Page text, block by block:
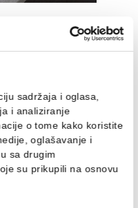
871,00 RSD / kom